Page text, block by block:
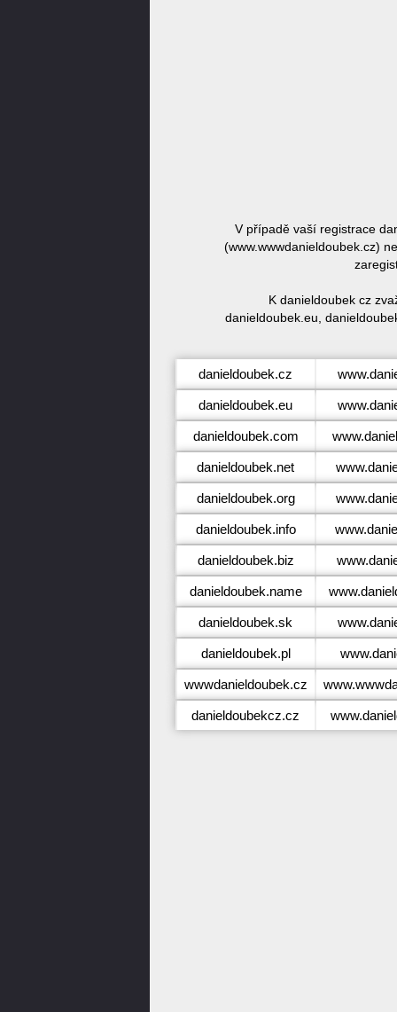
V případě vaší registrace
(www.wwwdanieldoubek.cz)
K danieldoubek cz
danieldoubek.eu,
danieldoubek.cz
danieldoubek.eu
danieldoubek.com
danieldoubek.net
danieldoubek.org
danieldoubek.info
danieldoubek.biz
danieldoubek.name
danieldoubek.sk
danieldoubek.pl
wwwdanieldoubek.cz
danieldoubekcz.cz